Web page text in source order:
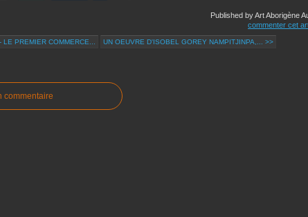
Published by Art Aborigène
commenter cet
LE PREMIER COMMERCE... UN OEUVRE D'ISOBEL GOREY NAMPITJINPA,... >>
commentaire